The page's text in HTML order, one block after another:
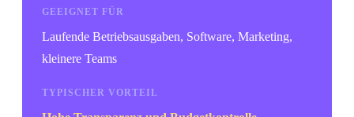
GEEIGNET FÜR
Laufende Betriebsausgaben, Software, Marketing,
kleinere Teams
TYPISCHER VORTEIL